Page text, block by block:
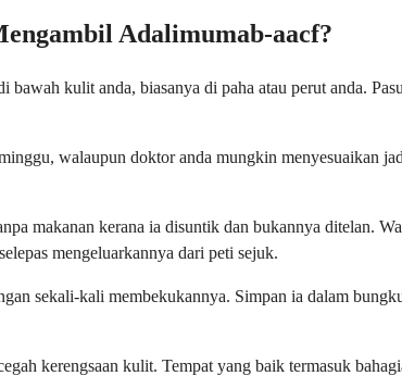
Adalimumab-aacf?
kulit anda, biasanya di paha atau perut anda.
walaupun doktor anda mungkin menyesuaikan
makanan kerana ia disuntik dan bukannya ditelan.
mengeluarkannya dari peti sejuk.
sekali-kali membekukannya. Simpan ia dalam
kerengsaan kulit. Tempat yang baik termasuk